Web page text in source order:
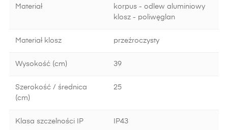
Materiał
korpus - odlew aluminiowy
klosz - poliwęglan
Materiał klosz przeźroczysty
Wysokość (cm) 39
Szerokość / średnica
(cm)
25
Klasa szczelności IP IP43